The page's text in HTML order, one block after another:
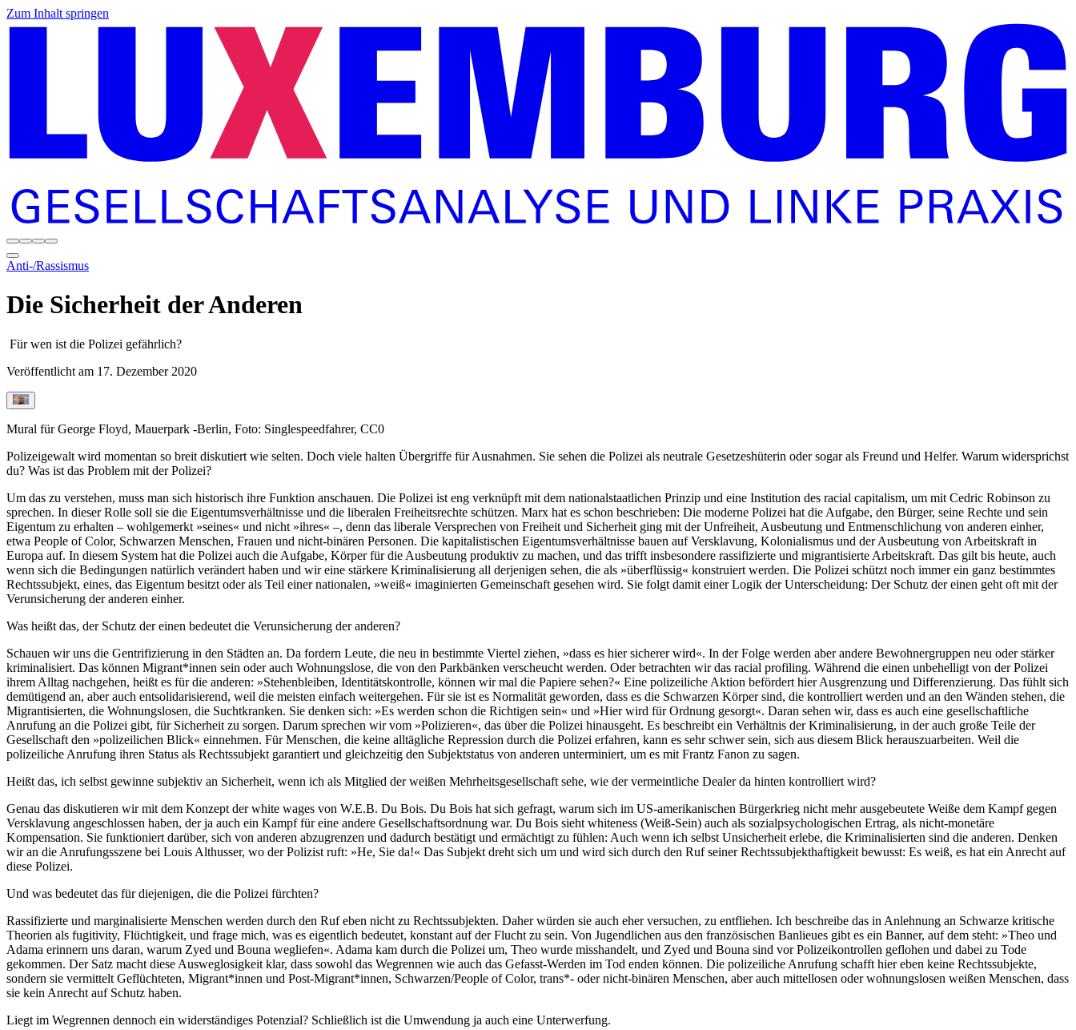
Zum Inhalt springen
Anti-/Rassismus
Die Sicherheit der Anderen
Für wen ist die Polizei gefährlich?
Veröffentlicht am 17. Dezember 2020
Mural für George Floyd, Mauerpark -Berlin, Foto: Singlespeedfahrer, CC0
Polizeigewalt wird momentan so breit disku­tiert wie selten. Doch viele halten Übergriffe für Ausnahmen. Sie sehen die Polizei als neutrale Gesetzeshüterin oder sogar als Freund und Helfer. Warum widersprichst
du? Was ist das Problem mit der Polizei?
Um das zu verstehen, muss man sich histo­risch ihre Funktion anschauen. Die Polizei ist eng verknüpft mit dem nationalstaatlichen Prinzip und eine Institution des racial capita­lism, um mit Cedric Robinson zu
sprechen. In dieser Rolle soll sie die Eigentumsver­hältnisse und die liberalen Freiheitsrechte schützen. Marx hat es schon beschrieben: Die moderne Polizei hat die Aufgabe, den Bürger, seine Rechte und sein
Eigentum zu erhalten – wohlgemerkt »seines« und nicht »ihres« –, denn das liberale Versprechen von Freiheit und Sicherheit ging mit der Unfreiheit, Ausbeutung und Entmenschli­chung von anderen einher,
etwa People of Color, Schwarzen Menschen, Frauen und nicht-binären Personen. Die kapitalistischen Eigentumsverhältnisse bauen auf Verskla­vung, Kolonialismus und der Ausbeutung von Arbeitskraft in
Europa auf. In diesem System hat die Polizei auch die Aufgabe, Körper für die Ausbeutung produktiv zu machen, und das trifft insbesondere rassifizierte und migrantisierte Arbeitskraft. Das gilt bis heute, auch
wenn sich die Bedingungen natürlich verändert haben und wir eine stärkere Kriminalisierung all derjenigen sehen, die als »überflüssig« konstruiert werden. Die Polizei schützt noch immer ein ganz bestimmtes
Rechtssubjekt, eines, das Eigentum besitzt oder als Teil einer nationalen, »weiß« imagi­nierten Gemeinschaft gesehen wird. Sie folgt damit einer Logik der Unterscheidung: Der Schutz der einen geht oft mit der
Verunsiche­rung der anderen einher.
Was heißt das, der Schutz der einen bedeutet die Verunsicherung der anderen?
Schauen wir uns die Gentrifizierung in den Städten an. Da fordern Leute, die neu in bestimmte Viertel ziehen, »dass es hier sicherer wird«. In der Folge werden aber andere Bewohnergruppen neu oder stärker
kriminalisiert. Das können Migrant*innen sein oder auch Wohnungslose, die von den Parkbänken verscheucht werden. Oder betrachten wir das racial profiling. Während die einen unbehelligt von der Polizei
ihrem Alltag nachgehen, heißt es für die anderen: »Stehenbleiben, Identitätskontrolle, können wir mal die Papiere sehen?« Eine polizeiliche Aktion befördert hier Ausgrenzung und Differenzierung. Das fühlt sich
demütigend an, aber auch entsolidarisierend, weil die meisten einfach weitergehen. Für sie ist es Normalität geworden, dass es die Schwarzen Körper sind, die kontrolliert werden und an den Wänden stehen, die
Migrantisierten, die Wohnungslosen, die Suchtkranken. Sie denken sich: »Es werden schon die Richtigen sein« und »Hier wird für Ordnung gesorgt«. Daran sehen wir, dass es auch eine gesellschaftliche
Anrufung an die Polizei gibt, für Sicherheit zu sorgen. Darum sprechen wir vom »Polizieren«, das über die Polizei hinausgeht. Es beschreibt ein Verhältnis der Kriminalisierung, in der auch große Teile der
Gesellschaft den »polizeilichen Blick« einnehmen. Für Menschen, die keine alltäg­liche Repression durch die Polizei erfahren, kann es sehr schwer sein, sich aus diesem Blick herauszuarbeiten. Weil die
polizeiliche Anrufung ihren Status als Rechtssubjekt garantiert und gleichzeitig den Subjektstatus von anderen unterminiert, um es mit Frantz Fanon zu sagen.
Heißt das, ich selbst gewinne subjektiv an Sicherheit, wenn ich als Mitglied der weißen Mehrheitsgesellschaft sehe, wie der ver­meintliche Dealer da hinten kontrolliert wird?
Genau das diskutieren wir mit dem Konzept der white wages von W.E.B. Du Bois. Du Bois hat sich gefragt, warum sich im US-amerika­nischen Bürgerkrieg nicht mehr ausgebeu­tete Weiße dem Kampf gegen
Versklavung angeschlossen haben, der ja auch ein Kampf für eine andere Gesellschaftsordnung war. Du Bois sieht whiteness (Weiß-Sein) auch als sozialpsychologischen Ertrag, als nicht-monetäre
Kompensation. Sie funktioniert darüber, sich von anderen abzugrenzen und dadurch bestätigt und ermächtigt zu fühlen: Auch wenn ich selbst Unsicherheit erlebe, die Kriminalisierten sind die anderen. Denken
wir an die Anrufungsszene bei Louis Althusser, wo der Polizist ruft: »He, Sie da!« Das Subjekt dreht sich um und wird sich durch den Ruf seiner Rechtssubjekthaftigkeit bewusst: Es weiß, es hat ein Anrecht auf
diese Polizei.
Und was bedeutet das für diejenigen, die die Polizei fürchten?
Rassifizierte und marginalisierte Menschen werden durch den Ruf eben nicht zu Rechts­subjekten. Daher würden sie auch eher versuchen, zu entfliehen. Ich beschreibe das in Anlehnung an Schwarze kritische
Theorien als fugitivity, Flüchtigkeit, und frage mich, was es eigentlich bedeutet, konstant auf der Flucht zu sein. Von Jugendlichen aus den französischen Banlieues gibt es ein Banner, auf dem steht: »Theo und
Adama erinnern uns daran, warum Zyed und Bouna weglie­fen«. Adama kam durch die Polizei um, Theo wurde misshandelt, und Zyed und Bouna sind vor Polizeikontrollen geflohen und dabei zu Tode
gekommen. Der Satz macht diese Ausweglosigkeit klar, dass sowohl das Wegrennen wie auch das Gefasst-Werden im Tod enden können. Die polizeiliche Anrufung schafft hier eben keine Rechtssub­jekte,
sondern sie vermittelt Geflüchteten, Migrant*innen und Post-Migrant*innen, Schwarzen/People of Color, trans*- oder nicht-binären Menschen, aber auch mittellosen oder wohnungslosen weißen Menschen, dass
sie kein Anrecht auf Schutz haben.
Liegt im Wegrennen dennoch ein wider­ständiges Potenzial? Schließlich ist die Umwendung ja auch eine Unterwerfung.